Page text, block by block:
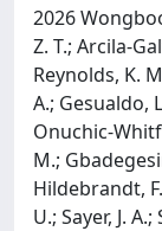
2026
Z. T.; Arcila-
Reynolds, K.
A.; Gesualdo,
Onuchic-
M.;
Hildebrandt,
U.; Sayer, J.